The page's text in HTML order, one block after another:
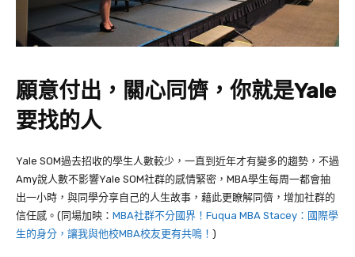
願意付出，關心同儕，你就是Yale
要找的人
Yale SOM過去招收的學生人數較少，一直到近年才有變多的趨勢，不過
Amy說人數不影響Yale SOM社群的感情緊密，MBA學生每周一都會抽
出一小時，與同學分享自己的人生故事，藉此更瞭解同儕，增加社群的
信任感。(同場加映： MBA社群不分國界！Fuqua MBA Stacey：國際學
生的身分，讓我與他校MBA校友更有共鳴！ )